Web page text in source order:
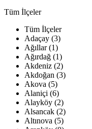
Tüm İlçeler
Tüm İlçeler
Adaçay (3)
Ağıllar (1)
Ağırdağ (1)
Akdeniz (2)
Akdoğan (3)
Akova (5)
Alaniçi (6)
Alayköy (2)
Alsancak (2)
Altınova (5)